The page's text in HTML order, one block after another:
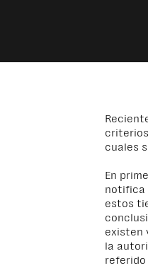
cuales
En
notifica
estos
existen
la
referido